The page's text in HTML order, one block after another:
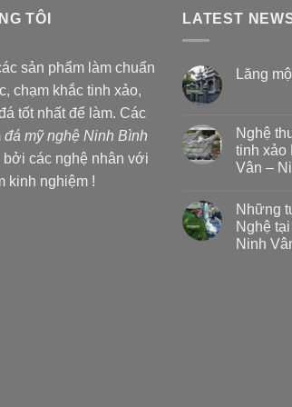
TÔI
sản phẩm làm chuẩn
chạm khắc tinh xảo,
tốt nhất để làm. Các
đá mỹ nghệ Ninh Bình
các nghệ nhân với
kinh nghiệm !
LATEST
Lăng
Nghệ
tinh xảo
Vân –
Những
Nghệ
Ninh